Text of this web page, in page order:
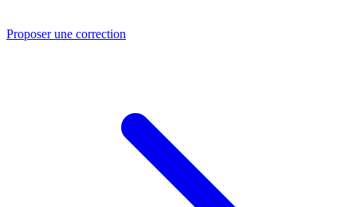
Proposer une correction